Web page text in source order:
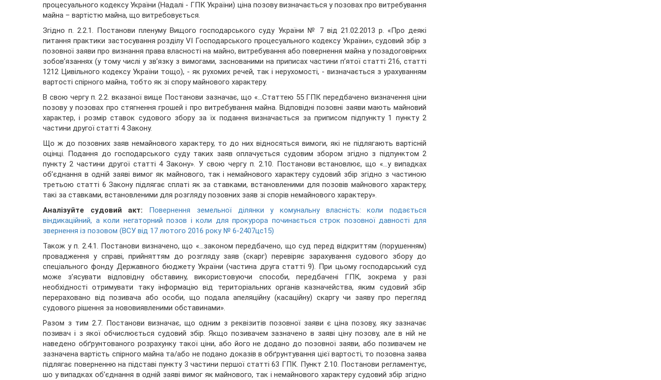
процесуального кодексу України (Надалі - ГПК України) ціна позову визначається у позовах про витребування
майна – вартістю майна, що витребовується.
Згідно п. 2.2.1. Постанови пленуму Вищого господарського суду України № 7 від 21.02.2013 р. «Про деякі
питання практики застосування розділу VI Господарського процесуального кодексу України», судовий збір з
позовної заяви про визнання права власності на майно, витребування або повернення майна у позадоговірних
зобов’язаннях (у тому числі у зв’язку з вимогами, заснованими на приписах частини п’ятої статті 216, статті
1212 Цивільного кодексу України тощо), - як рухомих речей, так і нерухомості, - визначається з урахуванням
вартості спірного майна, тобто як зі спору майнового характеру.
В свою чергу п. 2.2. вказаної вище Постанови зазначає, що «…Статтею 55 ГПК передбачено визначення ціни
позову у позовах про стягнення грошей і про витребування майна. Відповідні позовні заяви мають майновий
характер, і розмір ставок судового збору за їх подання визначається за приписом підпункту 1 пункту 2
частини другої статті 4 Закону.
Що ж до позовних заяв немайнового характеру, то до них відносяться вимоги, які не підлягають вартісній
оцінці. Подання до господарського суду таких заяв оплачується судовим збором згідно з підпунктом 2
пункту 2 частини другої статті 4 Закону». У свою чергу п. 2.10. Постанови встановлює, що «…у випадках
об’єднання в одній заяві вимог як майнового, так і немайнового характеру судовий збір згідно з частиною
третьою статті 6 Закону підлягає сплаті як за ставками, встановленими для позовів майнового характеру,
такі за ставками, встановленими для розгляду позовних заяв зі спорів немайнового характеру».
Аналізуйте судовий акт:
Повернення земельної ділянки у комунальну власність: коли подається
віндикаційний, а коли негаторний позов і коли для прокурора починається строк позовної давності для
звернення із позовом (ВСУ від 17 лютого 2016 року № 6-2407цс15)
Також у п. 2.4.1. Постанови визначено, що «…законом передбачено, що суд перед відкриттям (порушенням)
провадження у справі, прийняттям до розгляду заяв (скарг) перевіряє зарахування судового збору до
спеціального фонду Державного бюджету України (частина друга статті 9). При цьому господарський суд
може з’ясувати відповідну обставину, використовуючи способи, передбачені ГПК, зокрема у разі
необхідності отримувати таку інформацію від територіальних органів казначейства, яким судовий збір
перераховано від позивача або особи, що подала апеляційну (касаційну) скаргу чи заяву про перегляд
судового рішення за нововиявленими обставинами».
Разом з тим 2.7. Постанови визначає, що одним з реквізитів позовної заяви є ціна позову, яку зазначає
позивач і з якої обчислюється судовий збір. Якщо позивачем зазначено в заяві ціну позову, але в ній не
наведено обґрунтованого розрахунку такої ціни, або його не додано до позовної заяви, або позивачем не
зазначена вартість спірного майна та/або не подано доказів в обґрунтування цієї вартості, то позовна заява
підлягає поверненню на підставі пункту 3 частини першої статті 63 ГПК. Пункт 2.10. Постанови регламентує,
шо у випадках об’єднання в одній заяві вимог як майнового, так і немайнового характеру судовий збір згідно